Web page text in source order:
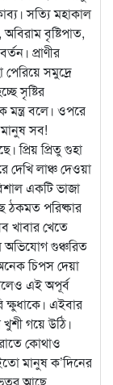
সত্যি মহাকাল
বৃষ্টিপাত,
প্রাণীর
সমুদ্রে
সৃষ্টির
বলে। ওপরে
সব!
প্রিয় প্রিতু গুহা
দেখি লাঞ্চ দেওয়া
একটি ভাজা
ঠকমত পরিষ্কার
খাবার খেতে
অভিযোগ গুঞ্চরিত
চিপস দেয়া
এই অপূর্ব
ক্ষুধাকে। এইবার
গয়ে উঠি।
কোথাও
মানুষ ক’দিনের